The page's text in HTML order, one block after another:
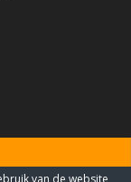
van de website